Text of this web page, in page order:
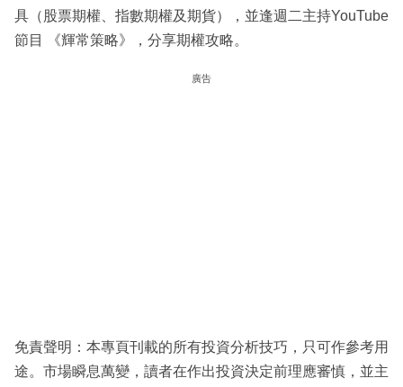
具（股票期權、指數期權及期貨），並逢週二主持YouTube
節目 《輝常策略》，分享期權攻略。
廣告
免責聲明：本專頁刊載的所有投資分析技巧，只可作參考用
途。市場瞬息萬變，讀者在作出投資決定前理應審慎，並主